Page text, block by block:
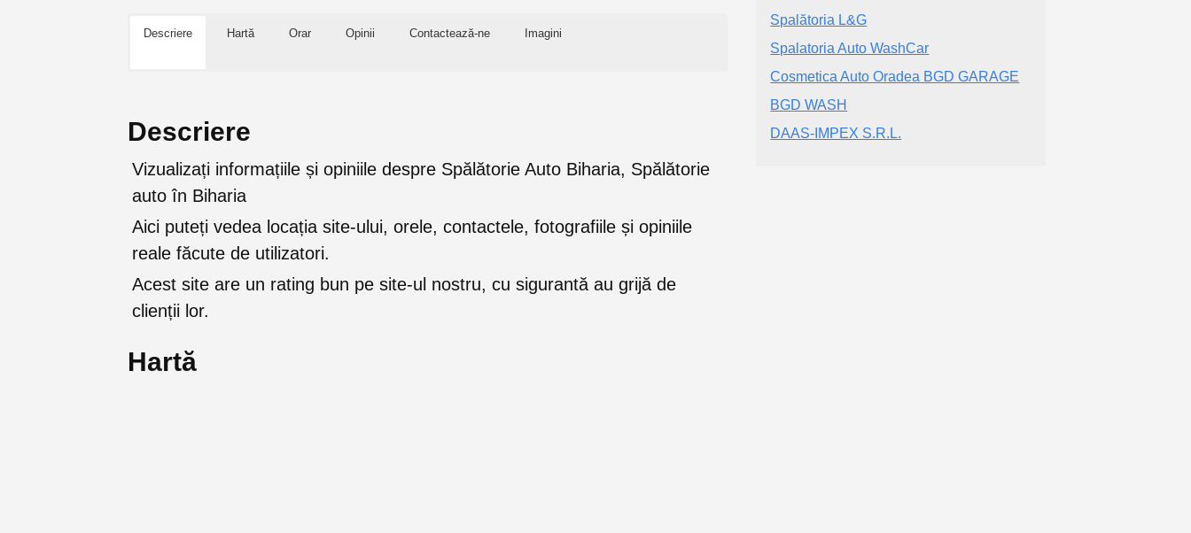
Descriere Hartă Orar Opinii Contactează-ne Imagini
Descriere
Vizualizați informațiile și opiniile despre Spălătorie Auto Biharia, Spălătorie
auto în Biharia
Aici puteți vedea locația site-ului, orele, contactele, fotografiile și opiniile
reale făcute de utilizatori.
Acest site are un rating bun pe site-ul nostru, cu sigurantă au grijă de
clienții lor.
Hartă
Spalătoria L&G
Spalatoria Auto WashCar
Cosmetica Auto Oradea BGD GARAGE
BGD WASH
DAAS-IMPEX S.R.L.